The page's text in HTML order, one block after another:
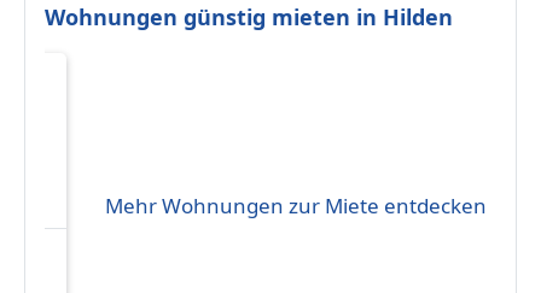
Wohnungen günstig mieten in Hilden
Mehr Wohnungen zur Miete entdecken